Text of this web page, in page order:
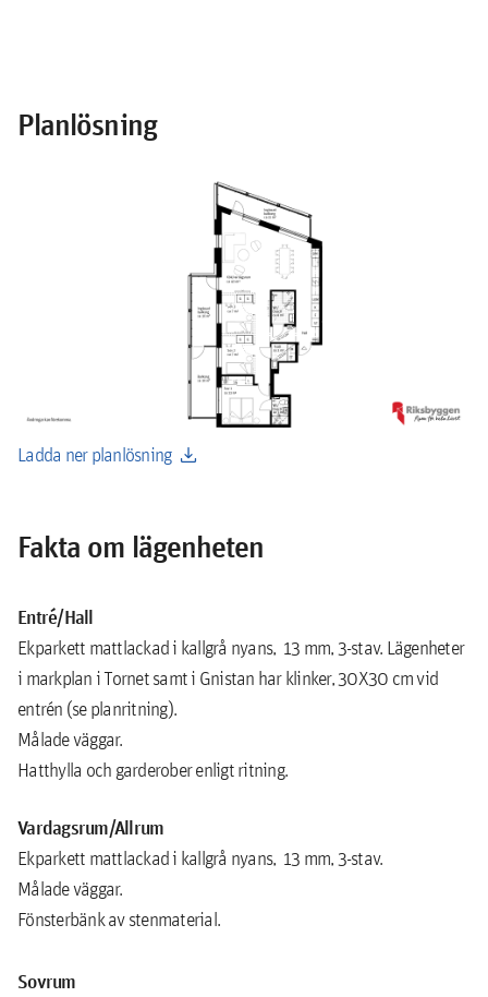
Planlösning
Ladda ner planlösning download
Fakta om lägenheten
Entré/Hall
Ekparkett mattlackad i kallgrå nyans, 13 mm, 3-stav. Lägenheter
i markplan i Tornet samt i Gnistan har klinker, 30X30 cm vid
entrén (se planritning).
Målade väggar.
Hatthylla och garderober enligt ritning.
Vardagsrum/Allrum
Ekparkett mattlackad i kallgrå nyans, 13 mm, 3-stav.
Målade väggar.
Fönsterbänk av stenmaterial.
Sovrum